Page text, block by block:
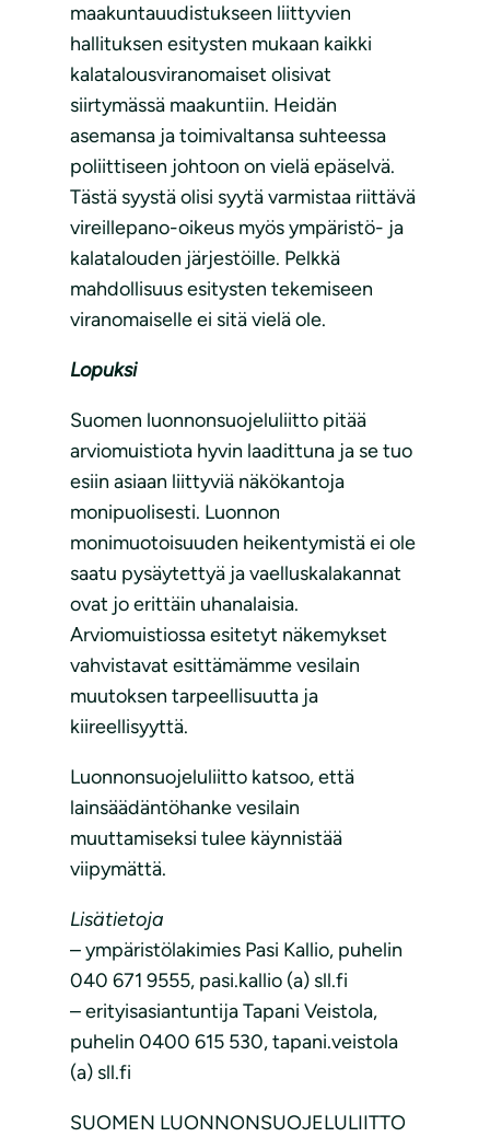
maakuntauudistukseen liittyvien
hallituksen esitysten mukaan kaikki
kalatalousviranomaiset olisivat
siirtymässä maakuntiin. Heidän
asemansa ja toimivaltansa suhteessa
poliittiseen johtoon on vielä epäselvä.
Tästä syystä olisi syytä varmistaa riittävä
vireillepano-oikeus myös ympäristö- ja
kalatalouden järjestöille. Pelkkä
mahdollisuus esitysten tekemiseen
viranomaiselle ei sitä vielä ole.
Lopuksi
Suomen luonnonsuojeluliitto pitää
arviomuistiota hyvin laadittuna ja se tuo
esiin asiaan liittyviä näkökantoja
monipuolisesti. Luonnon
monimuotoisuuden heikentymistä ei ole
saatu pysäytettyä ja vaelluskalakannat
ovat jo erittäin uhanalaisia.
Arviomuistiossa esitetyt näkemykset
vahvistavat esittämämme vesilain
muutoksen tarpeellisuutta ja
kiireellisyyttä.
Luonnonsuojeluliitto katsoo, että
lainsäädäntöhanke vesilain
muuttamiseksi tulee käynnistää
viipymättä.
Lisätietoja
– ympäristölakimies Pasi Kallio, puhelin
040 671 9555, pasi.kallio (a) sll.fi
– erityisasiantuntija Tapani Veistola,
puhelin 0400 615 530, tapani.veistola
(a) sll.fi
SUOMEN LUONNONSUOJELULIITTO